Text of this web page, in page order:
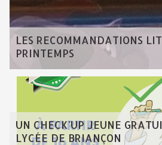
LES RECOMMANDATIONS
PRINTEMPS
UN CHECK'UP JEUNE
LYCÉE DE BRIANÇON